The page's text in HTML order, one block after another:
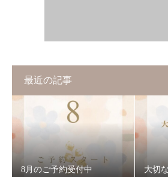
最近の記事
8月のご予約受付中 大切